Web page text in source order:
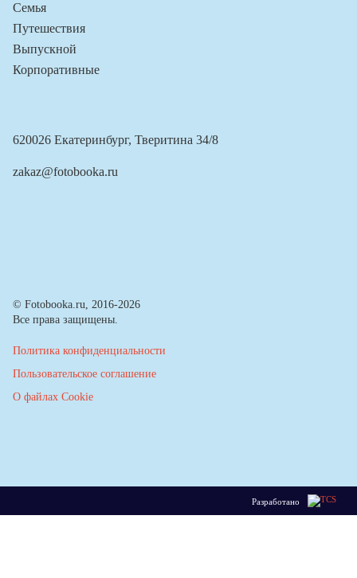
Семья
Путешествия
Выпускной
Корпоративные
620026 Екатеринбург, Тверитина 34/8
zakaz@fotobooka.ru
© Fotobooka.ru, 2016-2026
Все права защищены.
Политика конфиденциальности
Пользовательское соглашение
О файлах Cookie
Разработано